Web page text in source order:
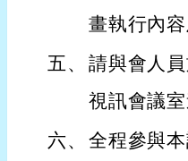
畫執行內容
五、 請與會人
視訊會議
六、 全程參與